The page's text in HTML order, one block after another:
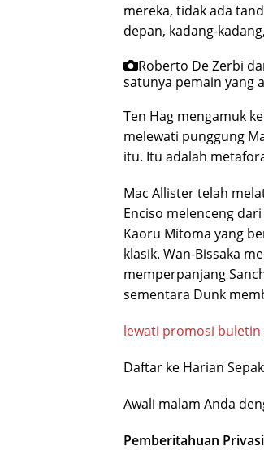
mereka, tidak ada
depan, kadang-
Roberto De Zerbi
satunya pemain yang
Ten Hag mengamuk
melewati punggung
itu. Itu adalah
Mac Allister telah
Enciso melenceng
Kaoru Mitoma yang
klasik. Wan-Bissaka
memperpanjang
sementara Dunk
lewati promosi buletin
Daftar ke Harian
Awali malam Anda
Pemberitahuan